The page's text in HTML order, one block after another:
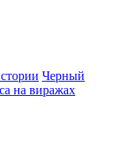
Черный
на виражах